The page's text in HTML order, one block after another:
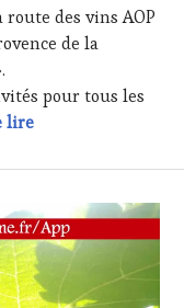
des vins AOP
de la
pour tous les
lire« Irresistible »